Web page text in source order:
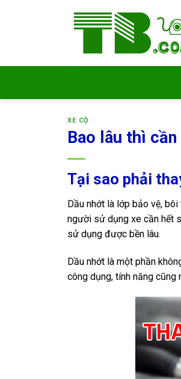
XE CỘ
Bao lâu thì
Tại sao phải
Dầu nhớt là lớp bảo vệ,
người sử dụng xe cần hết
sử dụng được bền lâu.
Dầu nhớt là một phần
công dụng, tính năng